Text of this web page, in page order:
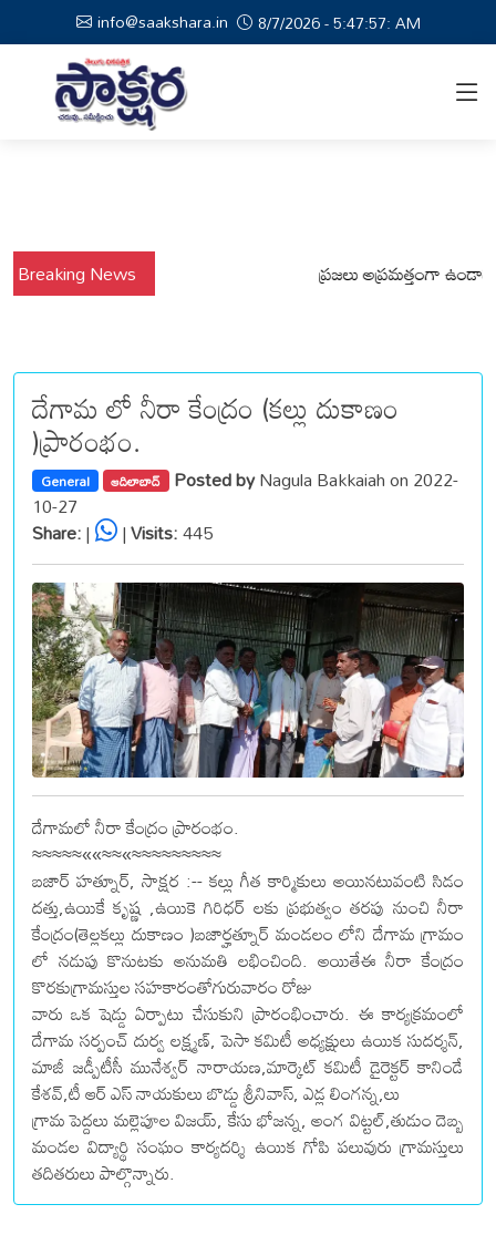
info@saakshara.in 8/7/2026 - 5:47:58: AM
Breaking News
నేపథ్యంలో కోటపల్లి, వేమనపల్లి మండలాల ప్రజలు అప్రమత్తంగా ఉండాలి
దేగామ లో నీరా కేంద్రం (కల్లు దుకాణం
)ప్రారంభం.
General ఆదిలాబాద్ Posted byNagula Bakkaiah on 2022-
10-27
Share:| |Visits:445
దేగామలో నీరా కేంద్రం ప్రారంభం.
≈≈≈≈≈««≈≈«≈≈≈≈≈≈≈≈≈
బజార్ హత్నూర్, సాక్షర :-- కల్లు గీత కార్మికులు అయినటువంటి సిడం
దత్తు,ఉయికే కృష్ణ ,ఉయికె గిరిధర్ లకు ప్రభుత్వం తరపు నుంచి నీరా
కేంద్రం(తెల్లకల్లు దుకాణం )బజార్హత్నూర్ మండలం లోని దేగామ గ్రామం
లో నడుపు కొనుటకు అనుమతి లభించింది. అయితేఈ నీరా కేంద్రం
కొరకుగ్రామస్తుల సహకారంతోగురువారం రోజు
వారు ఒక షెడ్డు ఏర్పాటు చేసుకుని ప్రారంభించారు. ఈ కార్యక్రమంలో
దేగామ సర్పంచ్ దుర్వ లక్ష్మణ్, పెసా కమిటీ అధ్యక్షులు ఉయిక సుదర్శన్,
మాజీ జడ్పీటీసీ మునేశ్వర్ నారాయణ,మార్కెట్ కమిటీ డైరెక్టర్ కానిండే
కేశవ్,టీ ఆర్ ఎస్ నాయకులు బొడ్డు శ్రీనివాస్, ఎడ్ల లింగన్న,లు
గ్రామ పెద్దలు మల్లెపూల విజయ్, కేసు భోజన్న, అంగ విట్టల్,తుడుం దెబ్బ
మండల విద్యార్థి సంఘం కార్యదర్శి ఉయిక గోపి పలువురు గ్రామస్తులు
తదితరులు పాల్గొన్నారు.